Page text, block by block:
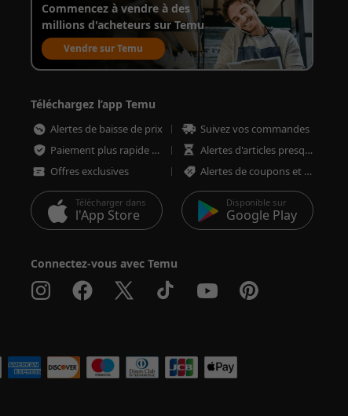
Commencez à vendre à des
millions d'acheteurs sur Temu
Vendre sur Temu
Téléchargez l’app Temu
Alertes de baisse de prix
Suivez vos commandes
Paiement plus rapide et plus sécurisé
Alertes d'articles presque épuisés
Offres exclusives
Alertes de coupons et d'offres
Télécharger dans
l'App Store
Disponible sur
Google Play
Connectez-vous avec Temu